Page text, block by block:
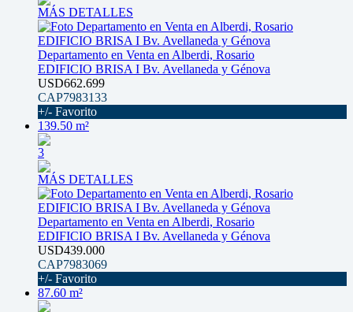
MÁS DETALLES
Departamento en Venta en Alberdi, Rosario
EDIFICIO BRISA I Bv. Avellaneda y Génova
USD662.699
CAP7983133
+/- Favorito
139.50 m²
3
MÁS DETALLES
Departamento en Venta en Alberdi, Rosario
EDIFICIO BRISA I Bv. Avellaneda y Génova
USD439.000
CAP7983069
+/- Favorito
87.60 m²